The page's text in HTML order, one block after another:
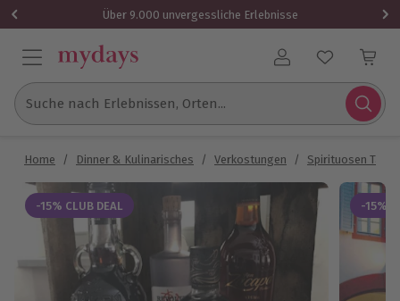
Über 9.000 unvergessliche Erlebnisse
Benutzerkonto
Suche nach Erlebnissen, Orten...
Home / Dinner & Kulinarisches / Verkostungen / Spirituosen
-15% CLUB DEAL -15%